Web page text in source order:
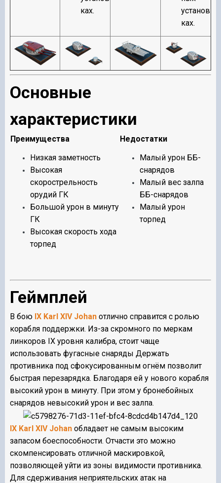
ках.
установ
ках.
Основные
характеристики
Преимущества
Низкая заметность
Высокая
скорострельность
орудий ГК
Большой урон в минуту
ГК
Высокая скорость хода
торпед
Недостатки
Малый урон ББ-
снарядов
Малый вес залпа
ББ-снарядов
Малый урон
торпед
Геймплей
В бою IX Karl XIV Johan отлично справится с ролью
корабля поддержки. Из-за скромного по меркам
линкоров IX уровня калибра, стоит чаще
использовать фугасные снаряды Держать
противника под сфокусированным огнём позволит
быстрая перезарядка. Благодаря ей у нового корабля
высокий урон в минуту. При этом у бронебойных
снарядов невысокий урон и вес залпа.
IX Karl XIV Johan обладает не самым высоким
запасом боеспособности. Отчасти это можно
скомпенсировать отличной маскировкой,
позволяющей уйти из зоны видимости противника.
Для сдерживания неприятельских атак на